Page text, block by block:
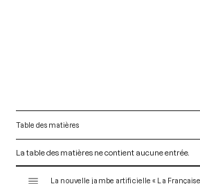
Table des matières
La table des matières ne contient aucune entrée.